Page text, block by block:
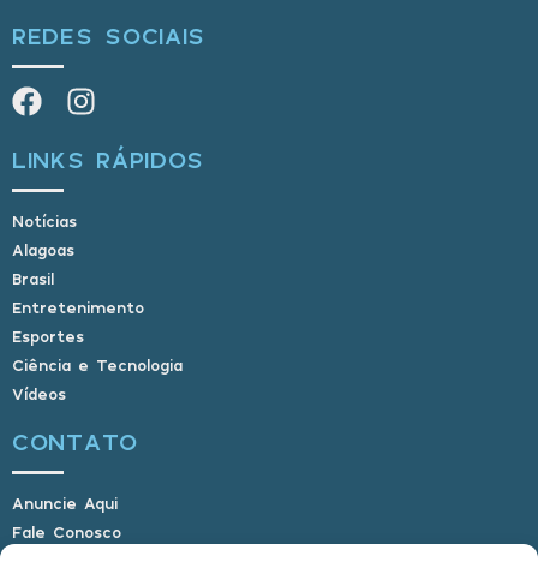
REDES SOCIAIS
LINKS RÁPIDOS
Notícias
Alagoas
Brasil
Entretenimento
Esportes
Ciência e Tecnologia
Vídeos
CONTATO
Anuncie Aqui
Fale Conosco